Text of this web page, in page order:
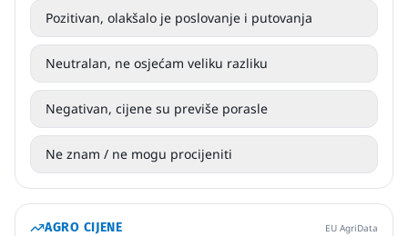
Pozitivan, olakšalo je poslovanje i putovanja
Neutralan, ne osjećam veliku razliku
Negativan, cijene su previše porasle
Ne znam / ne mogu procijeniti
AGRO CIJENE EU AgriData